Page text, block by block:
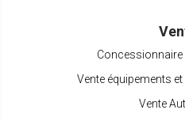
Concessionnaire
Vente équipements
Vente